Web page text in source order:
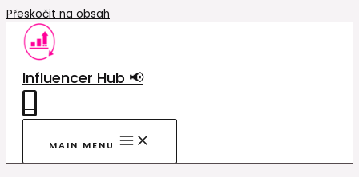
Přeskočit na obsah
Influencer Hub 📢
MAIN MENU